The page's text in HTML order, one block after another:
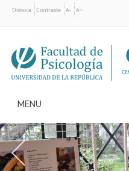
Pasar
contenido
Dislexia Contraste A- A+
Navegación
principal